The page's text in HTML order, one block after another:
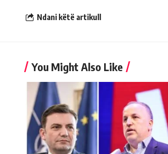
Ndani këtë artikull
You Might Also Like